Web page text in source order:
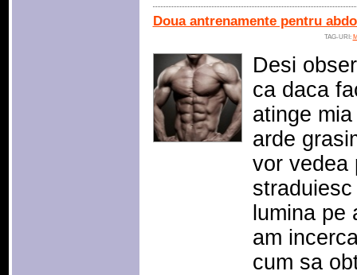
Doua antrenamente pentru
TAG-URI:
Desi
ca daca
atinge
arde
vor vedea
lumina
am
cum sa